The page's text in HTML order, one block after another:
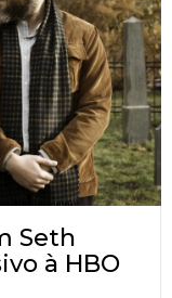
Seth
à HBO